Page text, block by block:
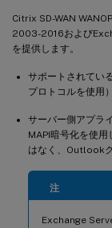
Citrix SD-WAN
2003-2016および
を提供します。
サポートされてい
プロトコルを使用
サーバー側アプラ
MAPI暗号化を使
はなく、Outlook
注
Exchange